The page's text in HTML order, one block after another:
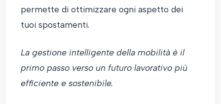
permette di ottimizzare ogni aspetto dei
tuoi spostamenti.
La gestione intelligente della mobilità è il
primo passo verso un futuro lavorativo più
efficiente e sostenibile.